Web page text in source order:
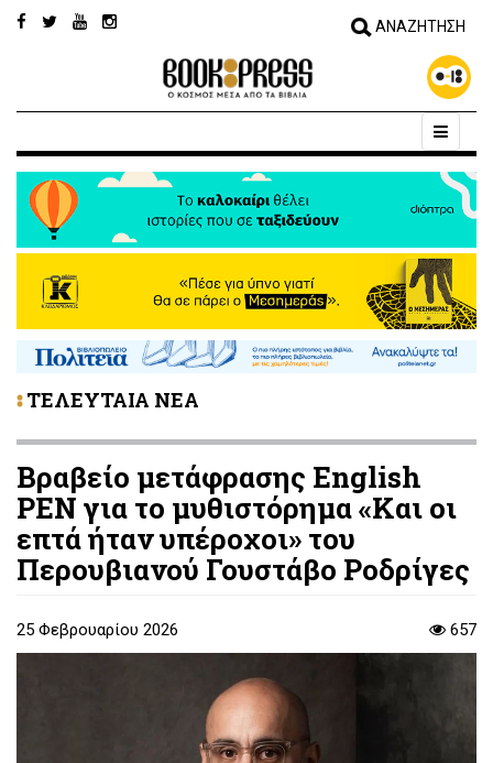
ΤΕΛΕΥΤΑΙΑ ΝΕΑ
Βραβείο μετάφρασης English
PEN για το μυθιστόρημα «Και οι
επτά ήταν υπέροχοι» του
Περουβιανού Γουστάβο Ροδρίγες
25 Φεβρουαρίου 2026 657